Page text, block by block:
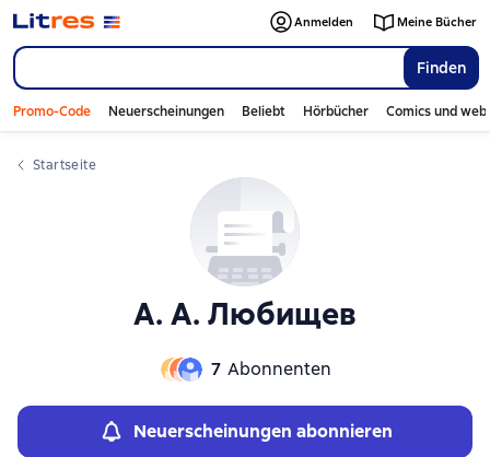
Finden
Anmelden Meine Bücher
Promo-Code Neuerscheinungen Beliebt Hörbücher Comics und
Startseite
А. А. Любищев
7 Abonnenten
Neuerscheinungen abonnieren
Слайдер с книгами